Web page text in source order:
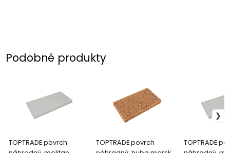
Podobné produkty
TOPTRADE povrch
TOPTRADE povrch
TOPTRADE